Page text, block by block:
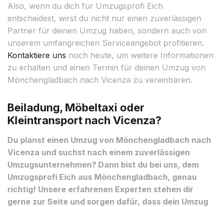
Also, wenn du dich für Umzugsprofi Eich
entscheidest, wirst du nicht nur einen zuverlässigen
Partner für deinen Umzug haben, sondern auch von
unserem umfangreichen Serviceangebot profitieren.
Kontaktiere uns noch heute, um weitere Informationen
zu erhalten und einen Termin für deinen Umzug von
Mönchengladbach nach Vicenza zu vereinbaren.
Beiladung, Möbeltaxi oder
Kleintransport nach Vicenza?
Du planst einen Umzug von Mönchengladbach nach
Vicenza und suchst nach einem zuverlässigen
Umzugsunternehmen? Dann bist du bei uns, dem
Umzugsprofi Eich aus Mönchengladbach, genau
richtig! Unsere erfahrenen Experten stehen dir
gerne zur Seite und sorgen dafür, dass dein Umzug